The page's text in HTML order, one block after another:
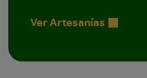
Ver Artesanías